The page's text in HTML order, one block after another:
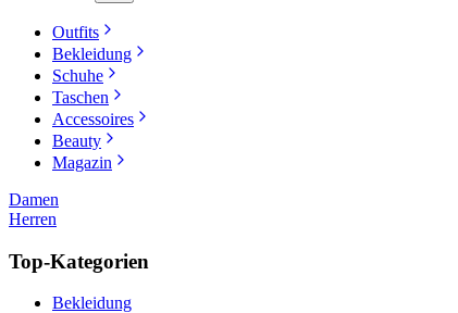
Outfits
Bekleidung
Schuhe
Taschen
Accessoires
Beauty
Magazin
Damen
Herren
Top-Kategorien
Bekleidung